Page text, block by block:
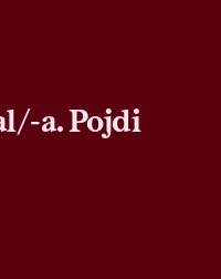
a. Pojdi